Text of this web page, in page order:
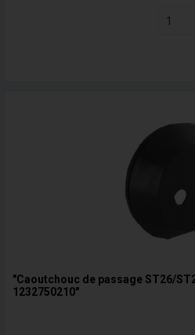
"Caoutchouc de passage ST26/
1232750210"